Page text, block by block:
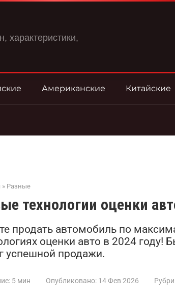
характеристики,
Американские Китайские
» Разные
технологии оценки
продать автомобиль по
оценки авто в 2024 году!
успешной продажи.
5 мин Опубликовано: 14 Фев 2026